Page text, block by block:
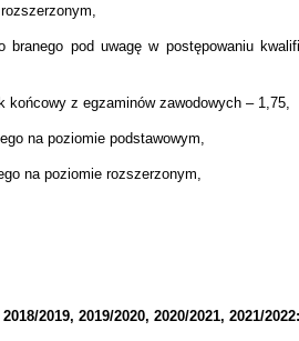
pod uwagę w postępowaniu
z egzaminów zawodowych – 1,75,
na poziomie podstawowym,
na poziomie rozszerzonym,
2019, 2019/2020, 2020/2021, 2021/2022: